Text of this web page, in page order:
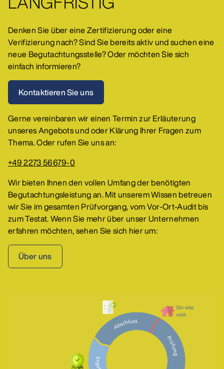
Denken Sie über eine Zertifizierung oder eine
Verifizierung nach? Sind Sie bereits aktiv und suchen eine
neue Begutachtungsstelle? Oder möchten Sie sich
einfach informieren?
Kontaktieren Sie uns
Gerne vereinbaren wir einen Termin zur Erläuterung
unseres Angebots und oder Klärung Ihrer Fragen zum
Thema. Oder rufen Sie uns an:
+49 2273 56679-0
Wir bieten Ihnen den vollen Umfang der benötigten
Begutachtungsleistung an. Mit unserem Wissen betreuen
wir Sie im gesamten Prüfvorgang, vom Vor-Ort-Audit bis
zum Testat. Wenn Sie mehr über unser Unternehmen
erfahren möchten, sehen Sie sich hier um:
Über uns